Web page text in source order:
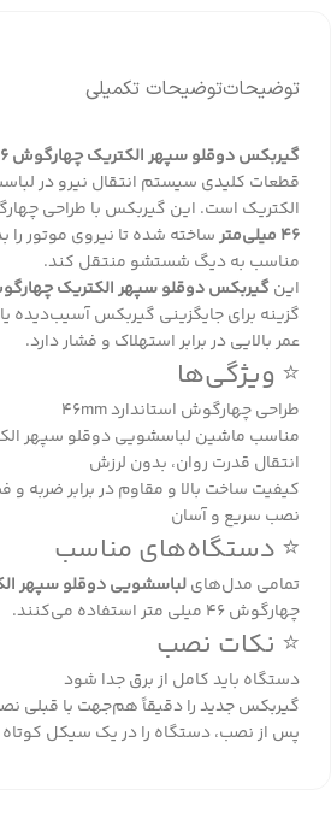
توضیحاتتوضیحات تکمیلی
گیربکس دوقلو سپهر الکتریک چهارگوش 46 میلی متر
قطعات کلیدی سیستم انتقال نیرو در
الکتریک است. این گیربکس با طراحی
46 میلی‌متر
ساخته شده تا نیروی موتور را
مناسب به دیگ شستشو منتقل کند.
اینگیربکس دوقلو سپهر الکتریک چهارگوش 46 میلی
گزینه برای جایگزینی گیربکس
عمر بالایی در برابر استهلاک و فشار دارد.
⭐ ویژگی‌ها
طراحی چهارگوش استاندارد 46mm
مناسب ماشین لباسشویی دوقلو سپهر
انتقال قدرت روان، بدون لرزش
کیفیت ساخت بالا و مقاوم در برابر ضربه و
نصب سریع و آسان
⭐ دستگاه‌های مناسب
تمامی مدل‌هایلباسشویی دوقلو سپهر
چهارگوش 46 میلی متر استفاده می‌کنند.
⭐ نکات نصب
دستگاه باید کامل از برق جدا شود
گیربکس جدید را دقیقاً هم‌جهت با قبلی
پس از نصب، دستگاه را در یک سیکل